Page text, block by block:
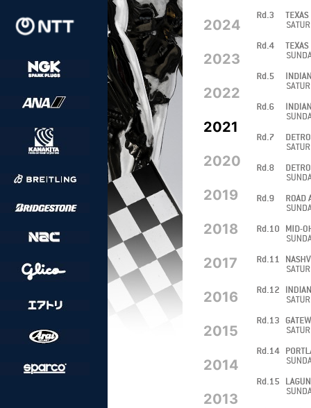
2024
2023
2022
2021
2020
2019
2018
2017
2016
2015
2014
2013